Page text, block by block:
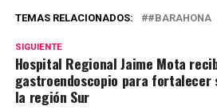
TEMAS RELACIONADOS: #BARAHONA
SIGUIENTE
Hospital Regional Jaime Mota
gastroendoscopio para fortalecer
la región Sur